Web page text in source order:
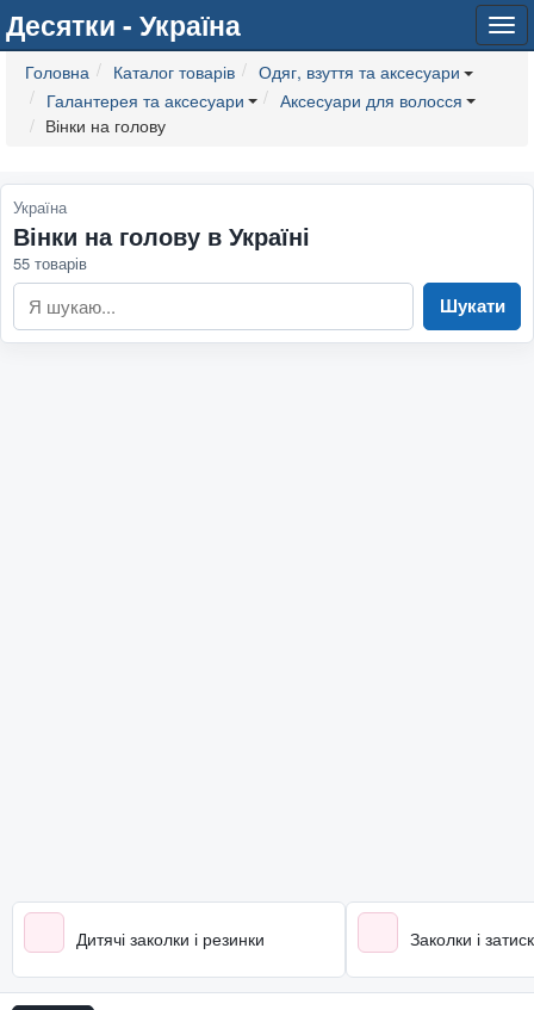
Десятки - Україна
Головна Каталог товарів
Одяг, взуття та аксесуари
Галантерея та аксесуари
Аксесуари для волосся
Вінки на голову
Україна
Вінки на голову в Україні
55 товарів
Шукати
Дитячі заколки і резинки Заколки і